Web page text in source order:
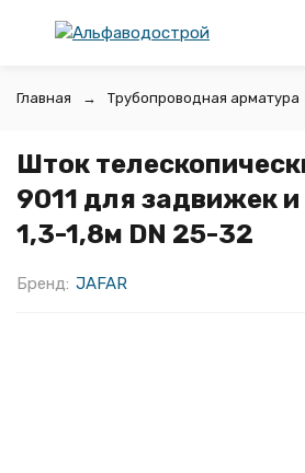
Главная Трубопроводная арматура
Шток
9011 для задвижек
1,3-1,8м DN 25-32
Бренд: JAFAR